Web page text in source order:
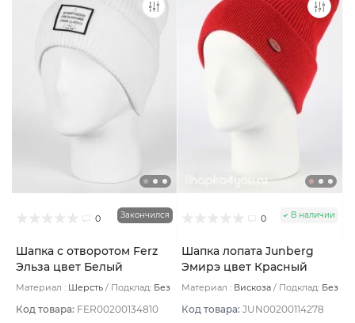
0 Закончился
Шапка с отворотом Ferz
Эльза цвет Белый
Материал : Шерсть Подклад: Без
Код товара: FER00200134810
0 В наличии
Шапка лопата Junberg
Эмирэ цвет Красный
Материал : Вискоза Подклад: Без
Код товара: JUN00200114278